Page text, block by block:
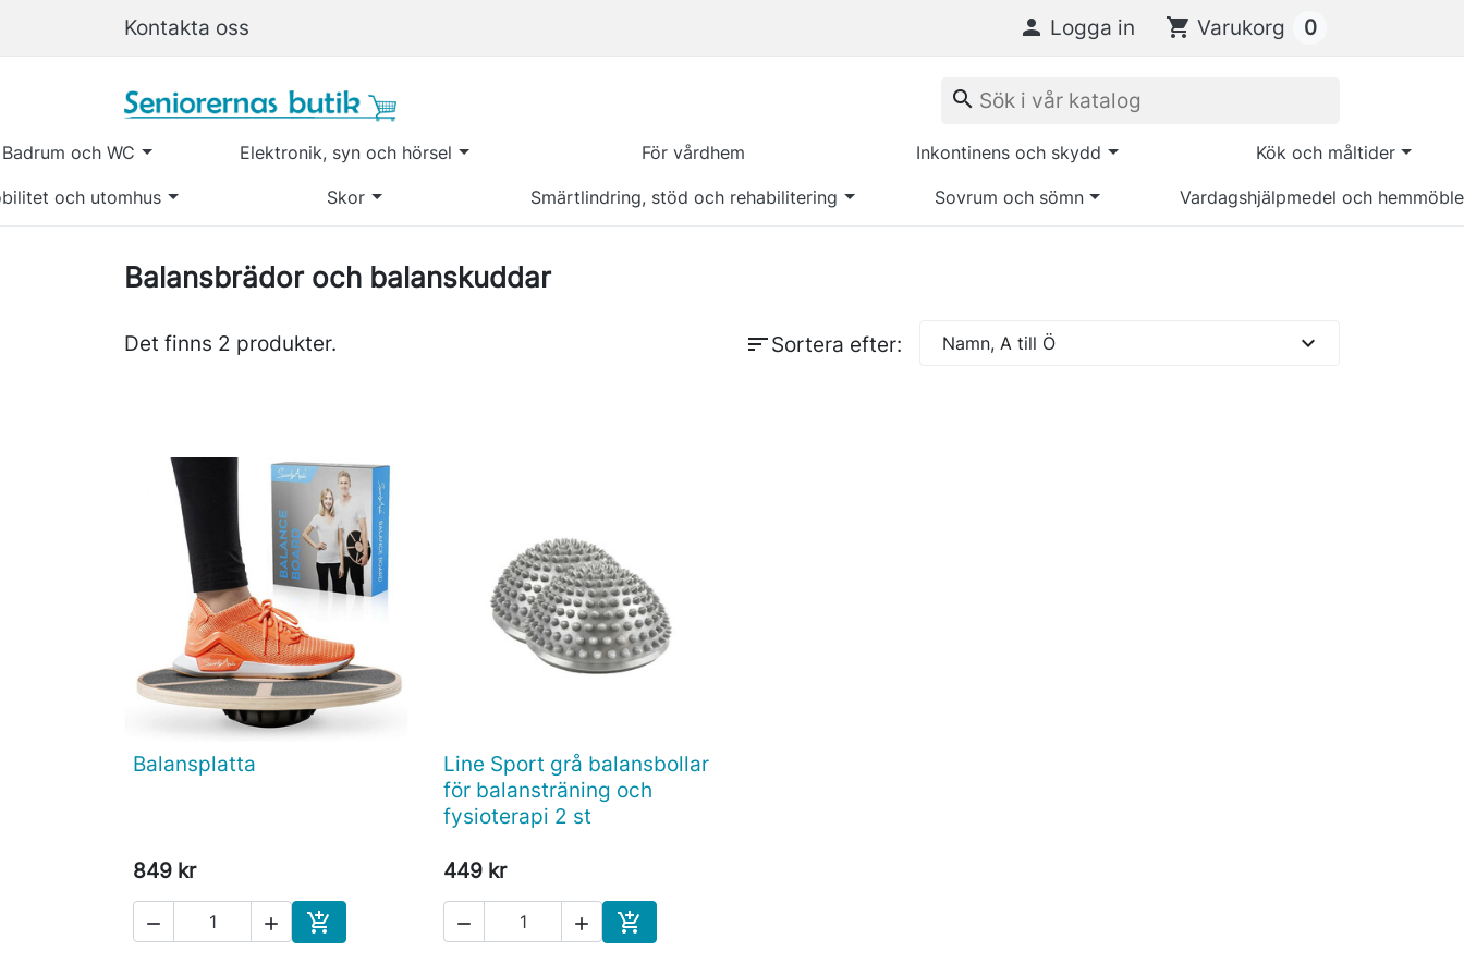
Kontakta oss  Logga in shopping_cart Varukorg 0
Badrum och WC Elektronik, syn och hörsel För vårdhem Inkontinens och skydd Kök och måltider
och utomhus Skor Smärtlindring, stöd och rehabilitering Sovrum och sömn Vardagshjälpmedel och
search
Balansbrädor och balanskuddar
Det finns 2 produkter. sortSortera efter: Namn, A till Ö expand_more
 Snabbvy
Balansplatta
849 kr
  
Köp
 Snabbvy
Line Sport grå balansbollar
för balansträning och
fysioterapi 2 st
449 kr
  
Köp